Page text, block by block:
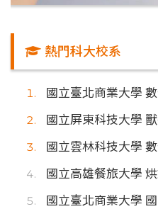
熱門科大校系
國立臺北商業大學
國立屏東科技大學
國立雲林科技大學
國立高雄餐旅大學
國立臺北商業大學